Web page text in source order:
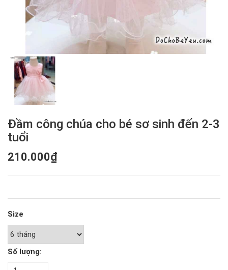
Đầm công chúa cho bé sơ sinh đến 2-3
tuổi
210.000₫
Size
Số lượng: